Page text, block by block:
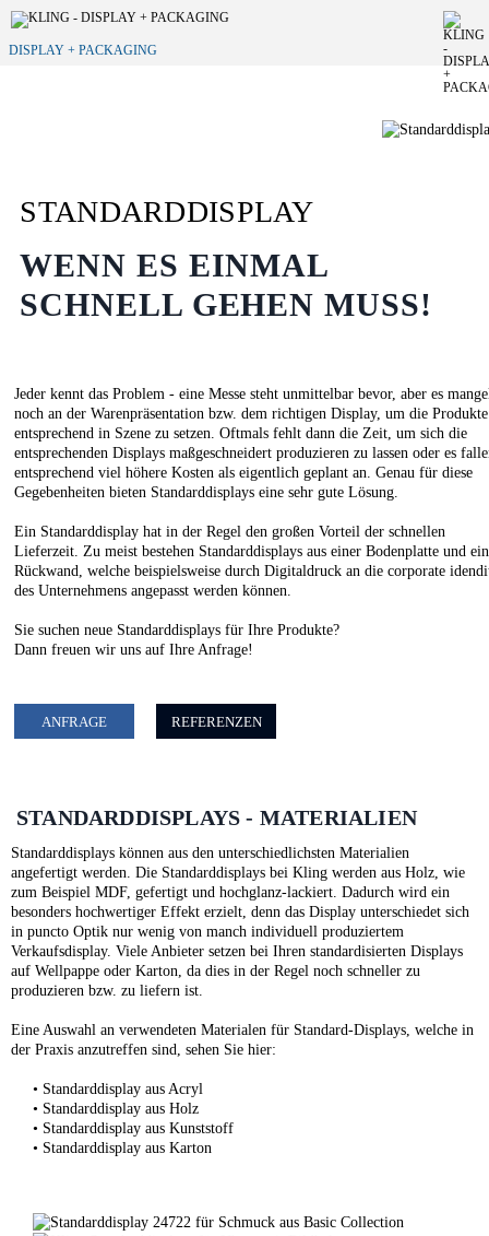
DISPLAY + PACKAGING
STANDARDDISPLAY
WENN ES EINMAL
SCHNELL GEHEN MUSS!
Jeder kennt das Problem - eine Messe steht unmittelbar bevor, aber es
noch an der Warenpräsentation bzw. dem richtigen Display, um die Produkte
entsprechend in Szene zu setzen. Oftmals fehlt dann die Zeit, um sich die
entsprechenden Displays maßgeschneidert produzieren zu lassen oder es
entsprechend viel höhere Kosten als eigentlich geplant an. Genau für diese
Gegebenheiten bieten Standarddisplays eine sehr gute Lösung.
Ein Standarddisplay hat in der Regel den großen Vorteil der schnellen
Lieferzeit. Zu meist bestehen Standarddisplays aus einer Bodenplatte und
Rückwand, welche beispielsweise durch Digitaldruck an die corporate
des Unternehmens angepasst werden können.
Sie suchen neue Standarddisplays für Ihre Produkte?
Dann freuen wir uns auf Ihre Anfrage!
ANFRAGE REFERENZEN
STANDARDDISPLAYS - MATERIALIEN
Standarddisplays können aus den unterschiedlichsten Materialien
angefertigt werden. Die Standarddisplays bei Kling werden aus Holz, wie
zum Beispiel MDF, gefertigt und hochglanz-lackiert. Dadurch wird ein
besonders hochwertiger Effekt erzielt, denn das Display unterschiedet sich
in puncto Optik nur wenig von manch individuell produziertem
Verkaufsdisplay. Viele Anbieter setzen bei Ihren standardisierten Displays
auf Wellpappe oder Karton, da dies in der Regel noch schneller zu
produzieren bzw. zu liefern ist.
Eine Auswahl an verwendeten Materialen für Standard-Displays, welche in
der Praxis anzutreffen sind, sehen Sie hier:
• Standarddisplay aus Acryl
• Standarddisplay aus Holz
• Standarddisplay aus Kunststoff
• Standarddisplay aus Karton